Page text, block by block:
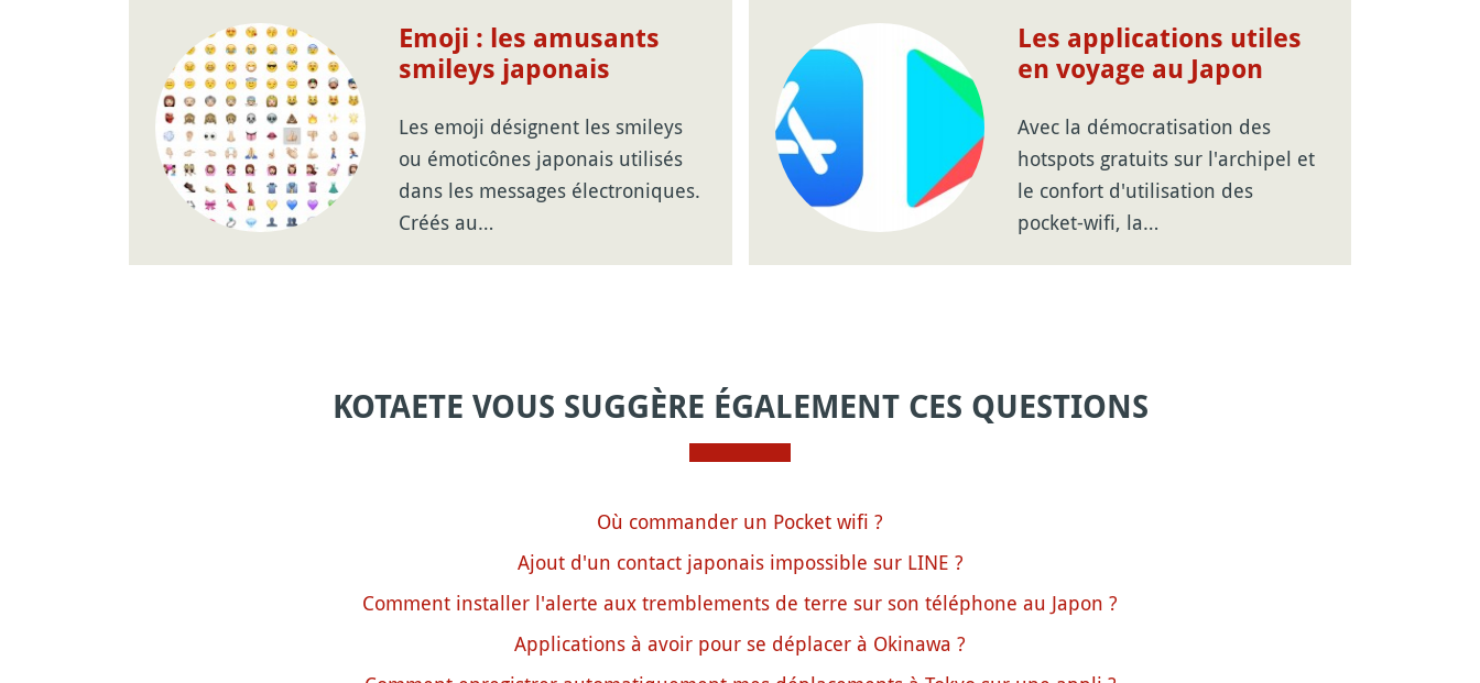
Emoji : les amusants
smileys japonais
Les emoji désignent les smileys
ou émoticônes japonais utilisés
dans les messages électroniques.
Créés au…
Les applications utiles
en voyage au Japon
Avec la démocratisation des
hotspots gratuits sur l'archipel et
le confort d'utilisation des
pocket-wifi, la…
KOTAETE VOUS SUGGÈRE ÉGALEMENT CES QUESTIONS
Où commander un Pocket wifi ?
Ajout d'un contact japonais impossible sur LINE ?
Comment installer l'alerte aux tremblements de terre sur son téléphone au Japon ?
Applications à avoir pour se déplacer à Okinawa ?